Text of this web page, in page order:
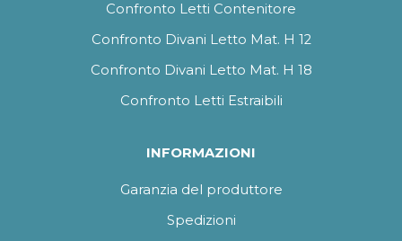
Confronto Letti Contenitore
Confronto Divani Letto Mat. H 12
Confronto Divani Letto Mat. H 18
Confronto Letti Estraibili
INFORMAZIONI
Garanzia del produttore
Spedizioni